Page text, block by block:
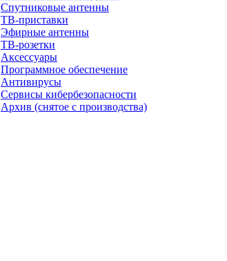
Спутниковые антенны
ТВ-приставки
Эфирные антенны
ТВ-розетки
Аксессуары
Программное обеспечение
Антивирусы
Сервисы кибербезопасности
Архив (снятое с производства)